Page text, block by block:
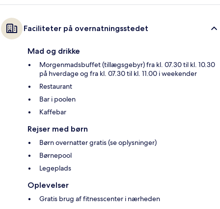
Faciliteter på overnatningsstedet
Mad og drikke
Morgenmadsbuffet (tillægsgebyr) fra kl. 07.30 til kl. 10.30
på hverdage og fra kl. 07.30 til kl. 11.00 i weekender
Restaurant
Bar i poolen
Kaffebar
Rejser med børn
Børn overnatter gratis (se oplysninger)
Børnepool
Legeplads
Oplevelser
Gratis brug af fitnesscenter i nærheden